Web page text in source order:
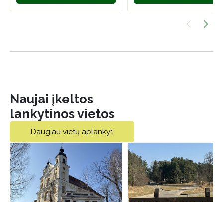
Naujai įkeltos
lankytinos vietos
Daugiau vietų aplankyti